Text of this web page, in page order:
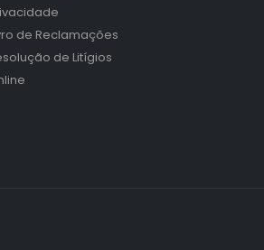
de Reclamações
de Litígios